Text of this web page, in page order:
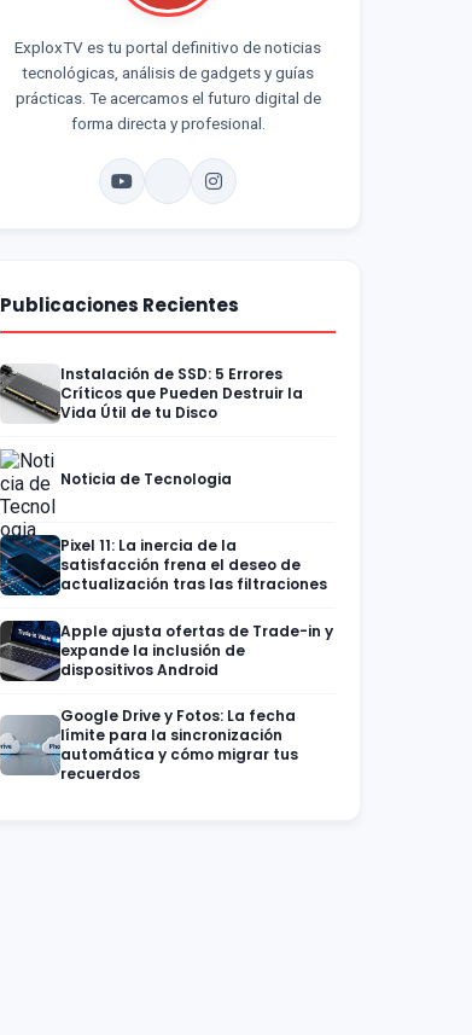
ExploxTV es tu portal definitivo de noticias
tecnológicas, análisis de gadgets y guías
prácticas. Te acercamos el futuro digital de
forma directa y profesional.
Publicaciones Recientes
Instalación de SSD: 5 Errores
Críticos que Pueden Destruir la
Vida Útil de tu Disco
Noticia de Tecnologia
Pixel 11: La inercia de la
satisfacción frena el deseo de
actualización tras las filtraciones
Apple ajusta ofertas de Trade-in y
expande la inclusión de
dispositivos Android
Google Drive y Fotos: La fecha
límite para la sincronización
automática y cómo migrar tus
recuerdos